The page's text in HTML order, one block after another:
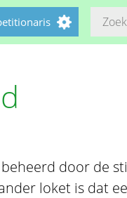
door de
loket is dat